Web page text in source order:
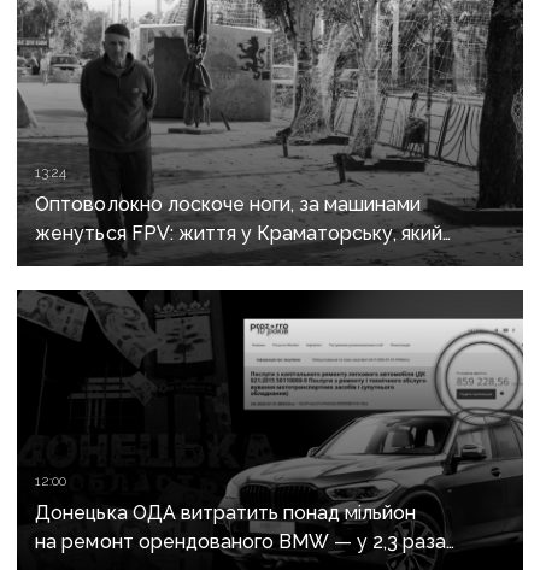
13:24
Оптоволокно лоскоче ноги, за машинами
женуться FPV: життя у Краматорську, який
росіяни вбивають авіацією
12:00
Донецька ОДА витратить понад мільйон
на ремонт орендованого BMW — у 2,3 раза